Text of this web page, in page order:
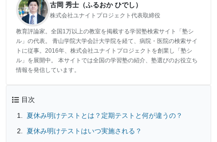
古岡 秀士（ふるおか ひでし）
株式会社ユナイトプロジェクト代表取締役
教育評論家。全国1万以上の教室を掲載する学習塾検索サイト「塾シ
ル」の代表。 青山学院大学会計大学院を経て、病院・医院の検索サイ
トに従事。2016年、株式会社ユナイトプロジェクトを創業し「塾シ
ル」を展開中。 本サイトでは全国の学習塾の紹介、塾選びのお役立ち
情報を発信しています。
目次
夏休み明けテストとは？定期テストと何が違うの？
夏休み明けテストはいつ実施される？